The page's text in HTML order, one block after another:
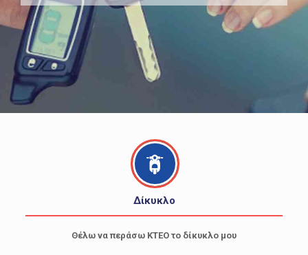
Δίκυκλο
Θέλω να περάσω ΚΤΕΟ το δίκυκλο μου